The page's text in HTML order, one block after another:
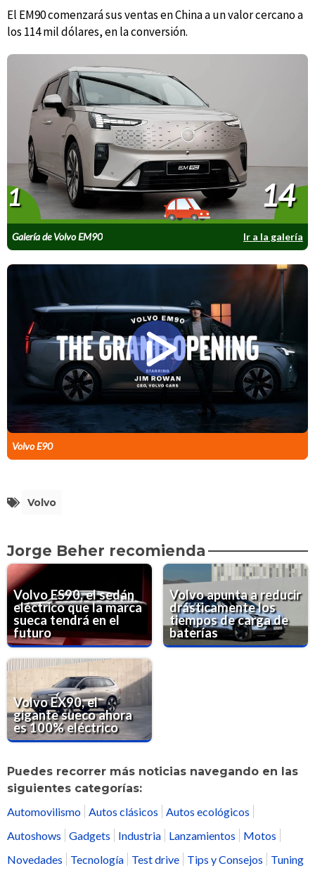
El EM90 comenzará sus ventas en China a un valor cercano a
los 114 mil dólares, en la conversión.
Galería de Volvo EM90 Ir a la galería
1 14
Volvo E90
Volvo
Jorge Beher recomienda
Volvo ES90, el sedán
eléctrico que la marca
sueca tendrá en el
futuro
Volvo apunta a reducir
drásticamente los
tiempos de carga de
baterías
Volvo EX90, el
gigante sueco ahora
es 100% eléctrico
Puedes recorrer más noticias navegando en las
siguientes categorías:
Automovilismo
Autos clásicos
Autos ecológicos
Autoshows
Gadgets Industria Lanzamientos
Motos
Novedades
Tecnología Test drive Tips y Consejos Tuning